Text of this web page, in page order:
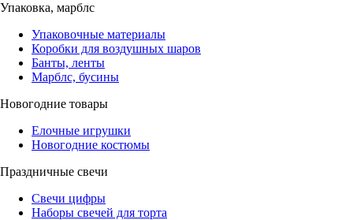
Упаковка, марблс
Упаковочные материалы
Коробки для воздушных шаров
Банты, ленты
Марблс, бусины
Новогодние товары
Елочные игрушки
Новогодние костюмы
Праздничные свечи
Свечи цифры
Наборы свечей для торта